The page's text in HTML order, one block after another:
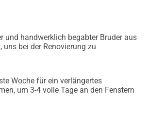
und handwerklich begabter Bruder aus
uns bei der Renovierung zu
Woche für ein verlängertes
um 3-4 volle Tage an den Fenstern